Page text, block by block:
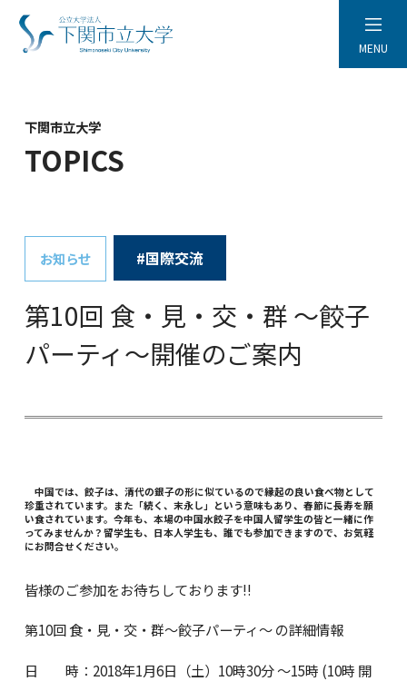
MENU
下関市立大学
TOPICS
お知らせ #国際交流
第10回 食・見・交・群 ～餃子
パーティ～開催のご案内
中国では、餃子は、清代の銀子の形に似ているので縁起の良い食べ物として
珍重されています。また「続く、末永し」という意味もあり、春節に長寿を願
い食されています。今年も、本場の中国水餃子を中国人留学生の皆と一緒に作
ってみませんか？留学生も、日本人学生も、誰でも参加できますので、お気軽
にお問合せください。
皆様のご参加をお待ちしております!!
第10回 食・見・交・群～餃子パーティ～ の詳細情報
日 時：2018年1月6日（土）10時30分 ～15時 (10時 開